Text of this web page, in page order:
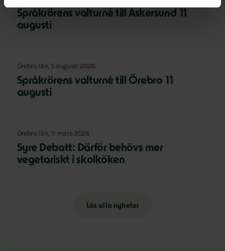
Språkrörens valturné till Askersund 11
augusti
Örebro län, 5 augusti 2026
Språkrörens valturné till Örebro 11
augusti
Örebro län, 11 mars 2026
Syre Debatt: Därför behövs mer
vegetariskt i skolköken
Läs alla nyheter